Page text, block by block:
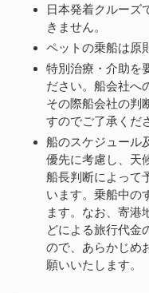
日本発着クルーズ
きません。
ペットの乗船は原
特別治療・介助を
ださい。船会社へ
その際船会社の判
すのでご了承くだ
船のスケジュール
優先に考慮し、天
船長判断によって
います。乗船中の
ます。なお、寄港
どによる旅行代金
ので、あらかじめ
願いいたします。